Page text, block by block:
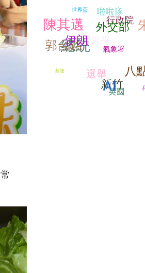
氣象署
選舉
總統
行政院
新竹
郭台銘
英國
基隆
啦啦隊
外交部
世界盃
習近平
AI
八
伊朗
陳其邁